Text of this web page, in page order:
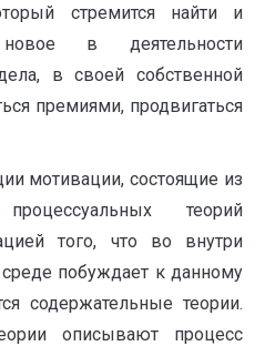
стремится найти и
в деятельности
в своей собственной
премиями, продвигаться
мотивации, состоящие из
теорий
того, что во внутри
побуждает к данному
содержательные теории.
описывают процесс